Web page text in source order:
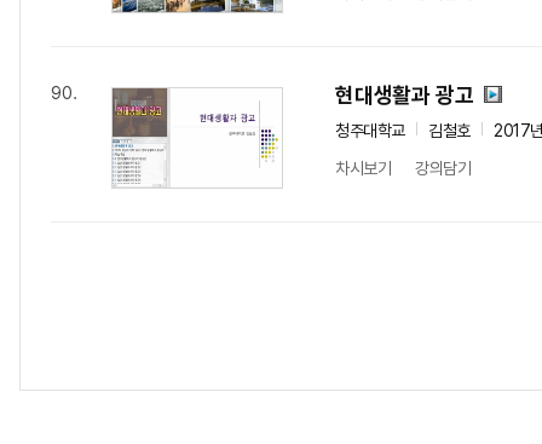
90. 현대생활과 광고
청주대학교 김철호
2017
차시보기
강의담기